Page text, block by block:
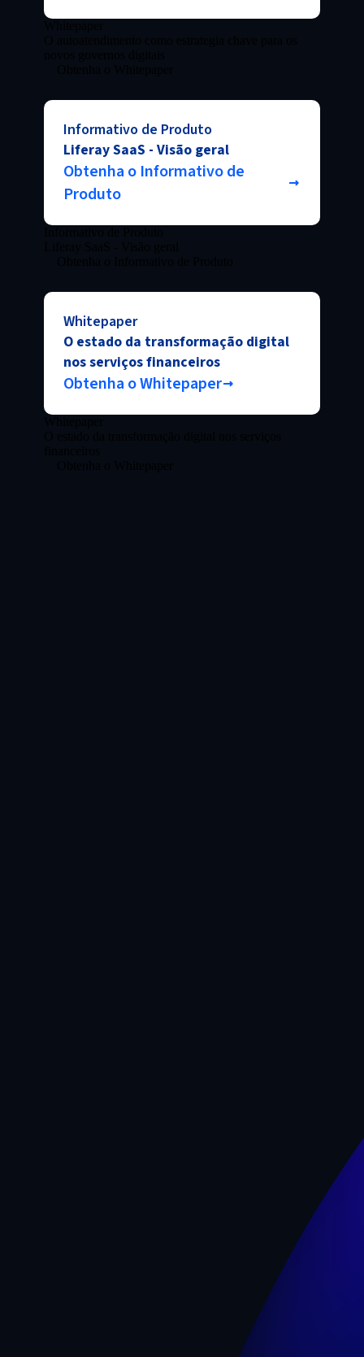
Informativo de Produto
Liferay SaaS - Visão geral
Obtenha o Informativo de
Produto
Whitepaper
O estado da transformação digital
nos serviços financeiros
Obtenha o Whitepaper